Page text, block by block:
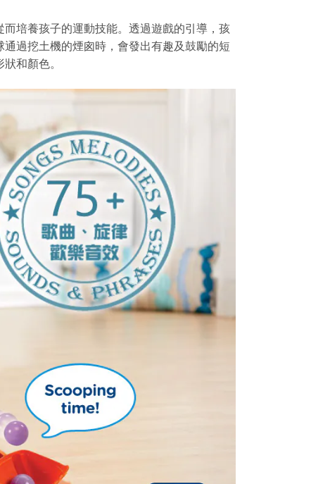
培養孩子的運動技能。透過遊戲的引導，孩
過挖土機的煙囪時，會發出有趣及鼓勵的短
和顏色。